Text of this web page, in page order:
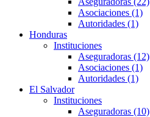
Asociaciones (1)
Autoridades (1)
Honduras
Instituciones
Aseguradoras (12)
Asociaciones (1)
Autoridades (1)
El Salvador
Instituciones
Aseguradoras (10)